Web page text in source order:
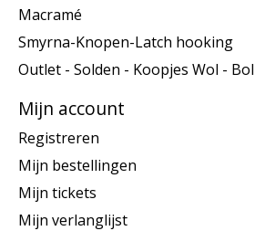
Macramé
Smyrna-Knopen-Latch hooking
Outlet - Solden - Koopjes Wol -
Mijn account
Registreren
Mijn bestellingen
Mijn tickets
Mijn verlanglijst